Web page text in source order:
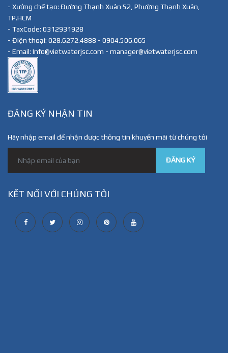
- Xưởng chế tạo: Đường Thạnh Xuân 52, Phường Thạnh Xuân,
TP.HCM
- TaxCode: 0312931928
- Điện thoại: 028.6272.4888 - 0904.506.065
- Email: Info@vietwaterjsc.com - manager@vietwaterjsc.com
ĐĂNG KÝ NHẬN TIN
Hãy nhập email để nhận được thông tin khuyến mãi từ chúng tôi
ĐĂNG KÝ
KẾT NỐI VỚI CHÚNG TÔI